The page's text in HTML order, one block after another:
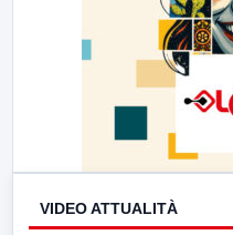
VIDEO ATTUALITÀ